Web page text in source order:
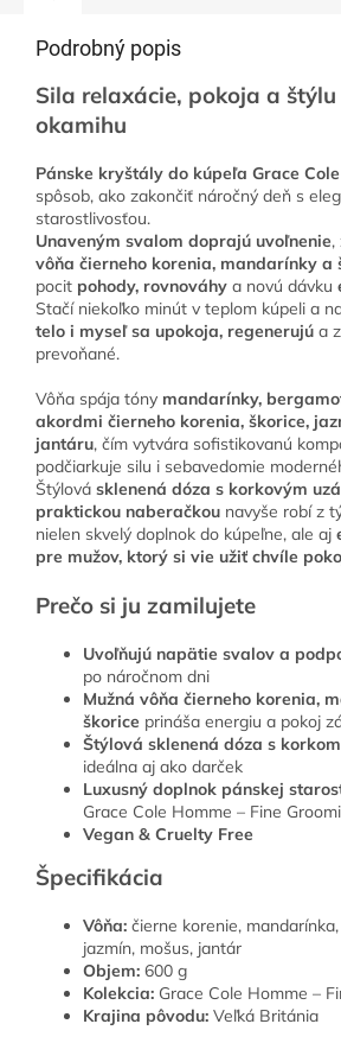
Podrobný popis
Sila relaxácie, pokoja a
okamihu
Pánske kryštály do kúpeľa Grace Cole
spôsob, ako zakončiť náročný deň s
starostlivosťou.
Unaveným svalom doprajú uvoľnenie,
vôňa čierneho korenia, mandarínky a
pocit pohody, rovnováhy a novú dávku
Stačí niekoľko minút v teplom kúpeli a
telo i myseľ sa upokoja, regenerujú a
prevoňané.
Vôňa spája tóny mandarínky,
akordmi čierneho korenia, škorice,
jantáru, čím vytvára sofistikovanú
podčiarkuje silu i sebavedomie
Štýlová sklenená dóza s korkovým
praktickou naberačkou navyše robí z
nielen skvelý doplnok do kúpeľne, ale aj
pre mužov, ktorý si vie užiť chvíle
Prečo si ju zamilujete
Uvoľňujú napätie svalov a
po náročnom dni
Mužná vôňa čierneho korenia,
škorice prináša energiu a pokoj
Štýlová sklenená dóza s
ideálna aj ako darček
Luxusný doplnok pánskej
Grace Cole Homme – Fine
Vegan & Cruelty Free
Špecifikácia
Vôňa: čierne korenie,
jazmín, mošus, jantár
Objem: 600 g
Kolekcia: Grace Cole Homme –
Krajina pôvodu: Veľká Británia